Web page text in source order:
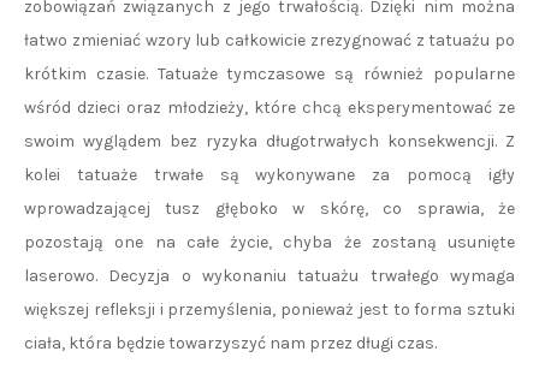
zobowiązań związanych z jego trwałością. Dzięki nim można
łatwo zmieniać wzory lub całkowicie zrezygnować z tatuażu po
krótkim czasie. Tatuaże tymczasowe są również popularne
wśród dzieci oraz młodzieży, które chcą eksperymentować ze
swoim wyglądem bez ryzyka długotrwałych konsekwencji. Z
kolei tatuaże trwałe są wykonywane za pomocą igły
wprowadzającej tusz głęboko w skórę, co sprawia, że
pozostają one na całe życie, chyba że zostaną usunięte
laserowo. Decyzja o wykonaniu tatuażu trwałego wymaga
większej refleksji i przemyślenia, ponieważ jest to forma sztuki
ciała, która będzie towarzyszyć nam przez długi czas.